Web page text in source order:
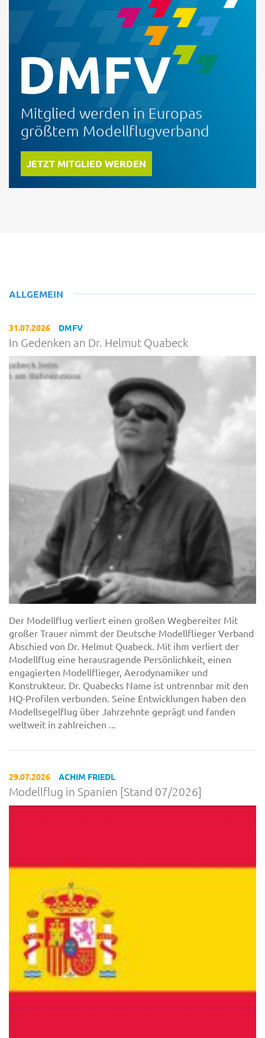
Mitglied werden in Europas
größtem Modellflugverband
JETZT MITGLIED WERDEN
ALLGEMEIN
31.07.2026 DMFV
In Gedenken an Dr. Helmut Quabeck
Der Modellflug verliert einen großen Wegbereiter Mit
großer Trauer nimmt der Deutsche Modellflieger Verband
Abschied von Dr. Helmut Quabeck. Mit ihm verliert der
Modellflug eine herausragende Persönlichkeit, einen
engagierten Modellflieger, Aerodynamiker und
Konstrukteur. Dr. Quabecks Name ist untrennbar mit den
HQ-Profilen verbunden. Seine Entwicklungen haben den
Modellsegelflug über Jahrzehnte geprägt und fanden
weltweit in zahlreichen ...
29.07.2026 ACHIM FRIEDL
Modellflug in Spanien [Stand 07/2026]